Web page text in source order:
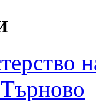
на